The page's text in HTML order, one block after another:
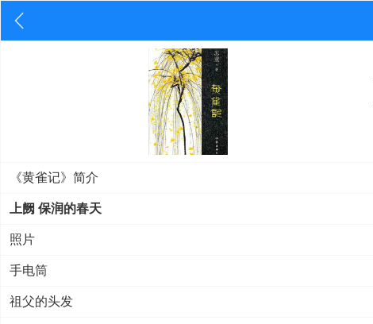
《黄雀记》简介
上阙 保润的春天
照片
手电筒
祖父的头发